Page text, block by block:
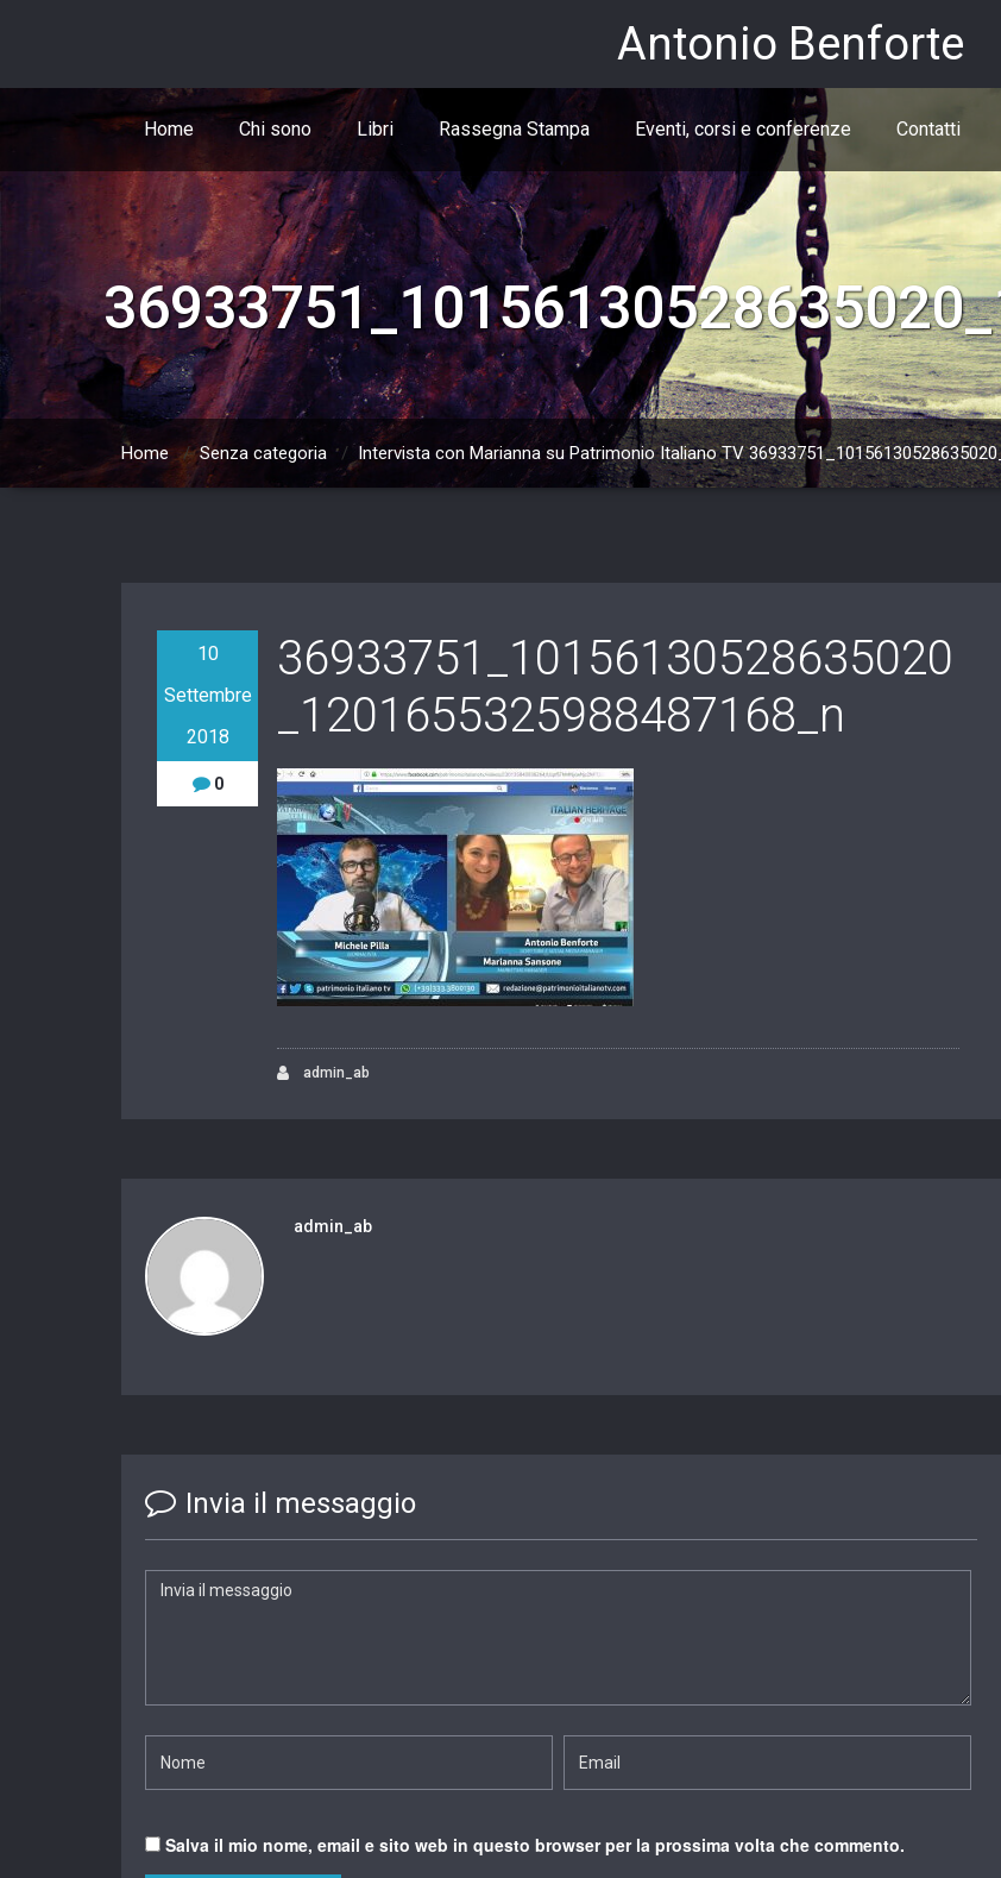
Antonio Benforte
Home Chi sono Libri Rassegna Stampa Eventi, corsi e conferenze Contatti
Home/Senza categoria / Intervista con Marianna su Patrimonio Italiano TV
10
Settembre
2018
0
36933751_10156130528635020
_1201655325988487168_n
admin_ab
admin_ab
Invia il messaggio
Salva il mio nome, email e sito web in questo browser per la prossima volta che commento.